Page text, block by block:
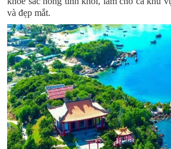
và đẹp mắt.